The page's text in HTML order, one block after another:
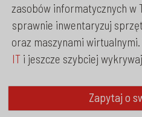
zasobów informatycznych w
sprawnie inwentaryzuj
oraz maszynami wirtualnymi.
IT i jeszcze szybciej
Zapytaj o